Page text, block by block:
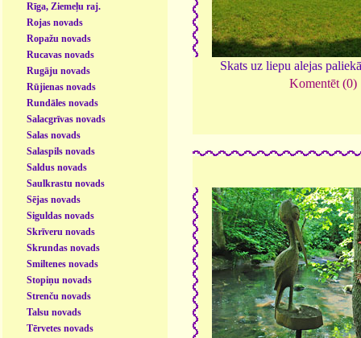
Rīga, Ziemeļu raj.
Rojas novads
Ropažu novads
Rucavas novads
Rugāju novads
Rūjienas novads
Rundāles novads
Salacgrīvas novads
Salas novads
Salaspils novads
Saldus novads
Saulkrastu novads
Sējas novads
Siguldas novads
Skrīveru novads
Skrundas novads
Smiltenes novads
Stopiņu novads
Strenču novads
Talsu novads
Tērvetes novads
Skats uz liepu alejas
Komentēt (0)